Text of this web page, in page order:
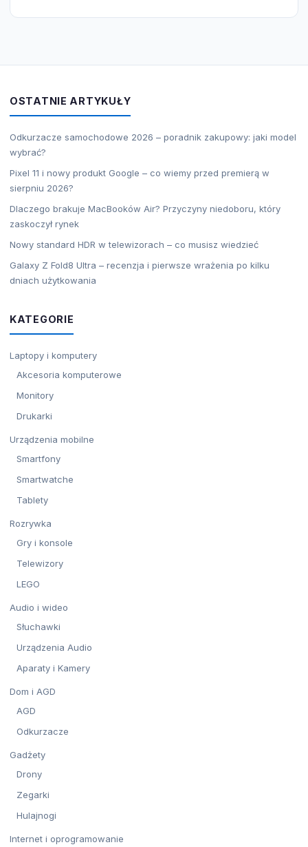
OSTATNIE ARTYKUŁY
Odkurzacze samochodowe 2026 – poradnik zakupowy: jaki model
wybrać?
Pixel 11 i nowy produkt Google – co wiemy przed premierą w
sierpniu 2026?
Dlaczego brakuje MacBooków Air? Przyczyny niedoboru, który
zaskoczył rynek
Nowy standard HDR w telewizorach – co musisz wiedzieć
Galaxy Z Fold8 Ultra – recenzja i pierwsze wrażenia po kilku
dniach użytkowania
KATEGORIE
Laptopy i komputery
Akcesoria komputerowe
Monitory
Drukarki
Urządzenia mobilne
Smartfony
Smartwatche
Tablety
Rozrywka
Gry i konsole
Telewizory
LEGO
Audio i wideo
Słuchawki
Urządzenia Audio
Aparaty i Kamery
Dom i AGD
AGD
Odkurzacze
Gadżety
Drony
Zegarki
Hulajnogi
Internet i oprogramowanie